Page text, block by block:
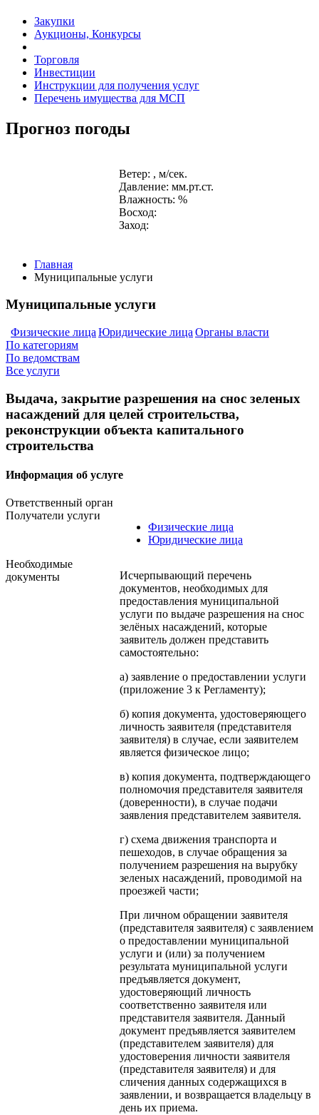
Закупки
Аукционы, Конкурсы
Торговля
Инвестиции
Инструкции для получения услуг
Перечень имущества для МСП
Прогноз погоды
Ветер: , м/сек.
Давление: мм.рт.ст.
Влажность: %
Восход:
Заход:
Главная
Муниципальные услуги
Муниципальные услуги
Физические лица Юридические лица Органы власти
По категориям
По ведомствам
Все услуги
Выдача, закрытие разрешения на снос зеленых
насаждений для целей строительства,
реконструкции объекта капитального
строительства
Информация об услуге
Ответственный орган
Получатели услуги
Физические лица
Юридические лица
Необходимые
документы
Исчерпывающий перечень
документов, необходимых для
предоставления муниципальной
услуги по выдаче разрешения на снос
зелёных насаждений, которые
заявитель должен представить
самостоятельно:
а) заявление о предоставлении услуги
(приложение 3 к Регламенту);
б) копия документа, удостоверяющего
личность заявителя (представителя
заявителя) в случае, если заявителем
является физическое лицо;
в) копия документа, подтверждающего
полномочия представителя заявителя
(доверенности), в случае подачи
заявления представителем заявителя.
г) схема движения транспорта и
пешеходов, в случае обращения за
получением разрешения на вырубку
зеленых насаждений, проводимой на
проезжей части;
При личном обращении заявителя
(представителя заявителя) с заявлением
о предоставлении муниципальной
услуги и (или) за получением
результата муниципальной услуги
предъявляется документ,
удостоверяющий личность
соответственно заявителя или
представителя заявителя. Данный
документ предъявляется заявителем
(представителем заявителя) для
удостоверения личности заявителя
(представителя заявителя) и для
сличения данных содержащихся в
заявлении, и возвращается владельцу в
день их приема.